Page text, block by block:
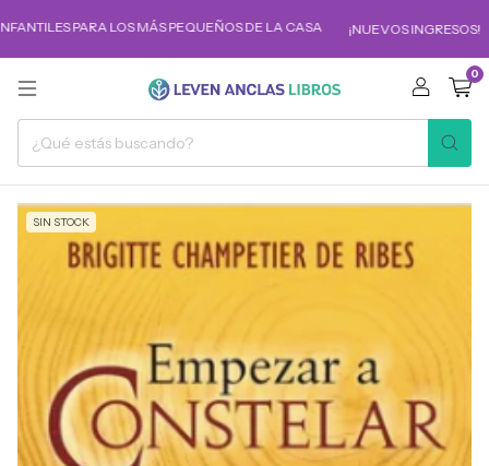
PARA LOS MÁS PEQUEÑOS DE LA CASA ¡NUEVOS INGRESOS!
0
SIN STOCK